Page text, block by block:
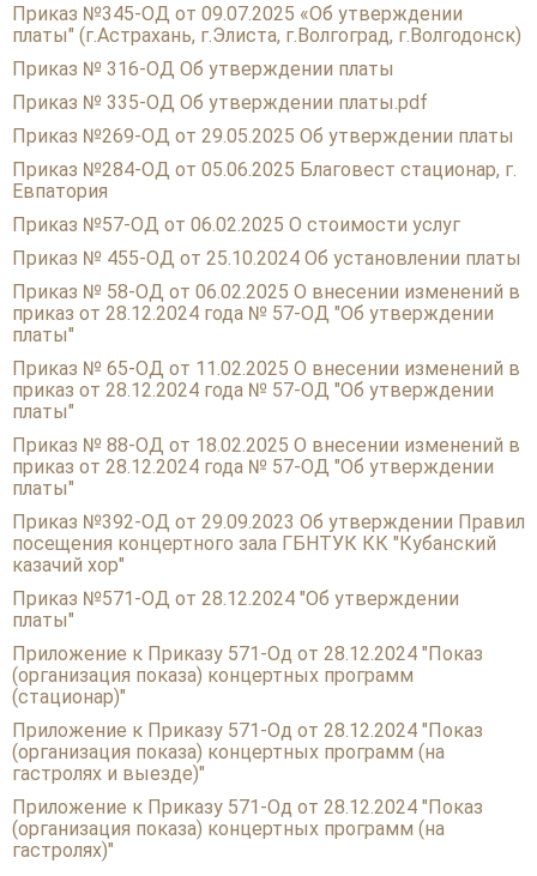
ФЕСТИВАЛИ
XIV ОТКРЫТЫЙ РЕГИОНАЛЬНЫЙ ПРАВОСЛАВНЫЙ
ЦЕРКОВНЫХ ХОРОВ «ГОСПОДИ, ВОЗЗВАХ…»
XX КРАЕВОЙ КОНКУРС НАРОДНЫХ ОБРЯДОВ «ЖИВАЯ
«XXVII КУБАНСКИЙ ФЕСТИВАЛЬ ПРАВОСЛАВНЫХ
«ВЕЧЕВОЙ КОЛОКОЛ»
VIII МЕЖРЕГИОНАЛЬНЫЙ КОНКУРС "СОЗВЕЗДИЕ ЮГА"
XXXVII КРАЕВОЙ ФЕСТИВАЛЬ ФОЛЬКЛОРА И
КУЛЬТУР «ЗОЛОТОЕ ЯБЛОКО»
VIII ОТКРЫТЫЙ КРАЕВОЙ КОНКУРС «ВИКТОР
XXXV КРАЕВОЙ ФЕСТИВАЛЬ ДЕТСКИХ
«КУБАНСКИЙ КАЗАЧОК»
III КРАЕВОЙ ВОКАЛЬНЫЙ КОНКУРС «ГОЛОС КУБАНИ»
«КУБАНСКИЙ КАЗАЧОК»
XXII КУБАНСКИЙ ФЕСТИВАЛЬ ПРАВОСЛАВНОЙ
"ВЕЛИЧАЙ, ДУШЕ МОЯ"
ДОКУМЕНТЫ ФЕСТИВАЛЕЙ
НОВОСТИ
УСЛУГИ
БОЛЬШОЙ ЗАЛ
МАЛЫЙ ЗАЛ
ФОЙЕ
Приказ №345-ОД от 09.07.2025 «Об утверждении
платы" (г.Астрахань, г.Элиста, г.Волгоград, г.Волгодонск)
Приказ № 316-ОД Об утверждении платы
Приказ № 335-ОД Об утверждении платы.pdf
Приказ №269-ОД от 29.05.2025 Об утверждении платы
Приказ №284-ОД от 05.06.2025 Благовест стационар, г.
Евпатория
Приказ №57-ОД от 06.02.2025 О стоимости услуг
Приказ № 455-ОД от 25.10.2024 Об установлении платы
Приказ № 58-ОД от 06.02.2025 О внесении изменений в
приказ от 28.12.2024 года № 57-ОД "Об утверждении
платы"
Приказ № 65-ОД от 11.02.2025 О внесении изменений в
приказ от 28.12.2024 года № 57-ОД "Об утверждении
платы"
Приказ № 88-ОД от 18.02.2025 О внесении изменений в
приказ от 28.12.2024 года № 57-ОД "Об утверждении
платы"
Приказ №392-ОД от 29.09.2023 Об утверждении Правил
посещения концертного зала ГБНТУК КК "Кубанский
казачий хор"
Приказ №571-ОД от 28.12.2024 "Об утверждении
платы"
Приложение к Приказу 571-Од от 28.12.2024 "Показ
(организация показа) концертных программ
(стационар)"
Приложение к Приказу 571-Од от 28.12.2024 "Показ
(организация показа) концертных программ (на
гастролях и выезде)"
Приложение к Приказу 571-Од от 28.12.2024 "Показ
(организация показа) концертных программ (на
гастролях)"